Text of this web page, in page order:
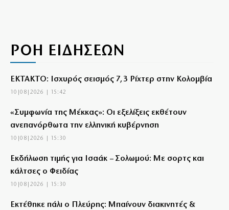
ΡΟΗ ΕΙΔΗΣΕΩΝ
ΕΚΤΑΚΤΟ: Ισχυρός σεισμός 7,3 Ρίχτερ στην Κολομβία
10|08|2026 | 15:42
«Συμφωνία της Μέκκας»: Οι εξελίξεις εκθέτουν
ανεπανόρθωτα την ελληνική κυβέρνηση
10|08|2026 | 15:30
Εκδήλωση τιμής για Ισαάκ – Σολωμού: Με σορτς και
κάλτσες ο Φειδίας
10|08|2026 | 15:30
Εκτέθηκε πάλι ο Πλεύρης: Μπαίνουν διακινητές &